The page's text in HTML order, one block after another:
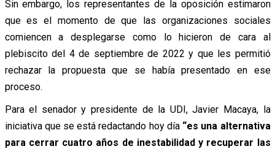
Sin embargo, los representantes de la oposición estimaron
que es el momento de que las organizaciones sociales
comiencen a desplegarse como lo hicieron de cara al
plebiscito del 4 de septiembre de 2022 y que les permitió
rechazar la propuesta que se había presentado en ese
proceso.
Para el senador y presidente de la UDI, Javier Macaya, la
iniciativa que se está redactando hoy día “es una alternativa
para cerrar cuatro años de inestabilidad y recuperar las